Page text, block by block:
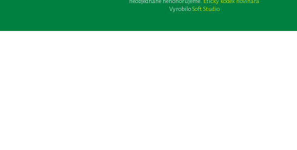
VyrobiloSoft Studio